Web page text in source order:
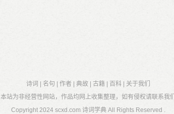
诗词 名句 作者 典故 古籍 百科
关于我们
本站为非经营性网站，作品均网上收集整理，如有侵权请联系我们
Copyright 2024 scxd.com 诗词学典 All Rights Reserved .